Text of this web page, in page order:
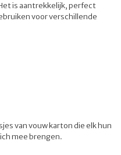
is aantrekkelijk, perfect
voor verschillende
van vouw karton die elk hun
mee brengen.